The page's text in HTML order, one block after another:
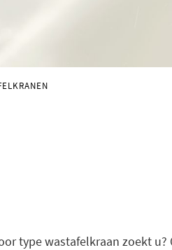
type wastafelkraan zoekt